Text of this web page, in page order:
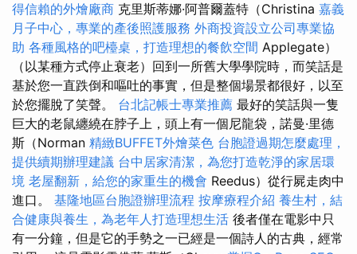
得信賴的外燴廠商 克里斯蒂娜·阿普爾蓋特（Christina 嘉義
月子中心，專業的產後照護服務 外商投資設立公司專業協
助 各種風格的吧檯桌，打造理想的餐飲空間 Applegate）
（以某種方式停止衰老）回到一所舊大學學院時，而笑話是
基於您一直跌倒和嘔吐的事實，但是整個場景都很好，以至
於您擺脫了笑聲。 台北記帳士專業推薦 最好的笑話與一隻
巨大的老鼠纏繞在脖子上，頭上有一個尼龍袋，諾曼·里德
斯（Norman 精緻BUFFET外燴菜色 台胞證過期怎麼處理，
提供續期辦理建議 台中居家清潔，為您打造乾淨的家居環
境 老屋翻新，給您的家重生的機會 Reedus）從行屍走肉中
進口。 基隆地區台胞證辦理流程 按摩療程介紹 養生村，結
合健康與養生，為老年人打造理想生活 後者僅在電影中只
有一分鐘，但是它的手勢之一已經是一個詩人的古典，經常